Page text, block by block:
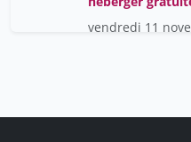
son portfolio avec
Github & Python
vendredi 11